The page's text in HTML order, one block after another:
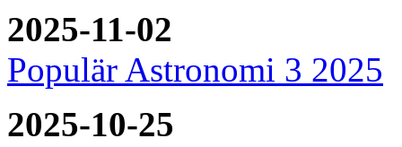
2025-11-02
Populär Astronomi 3 2025
2025-10-25